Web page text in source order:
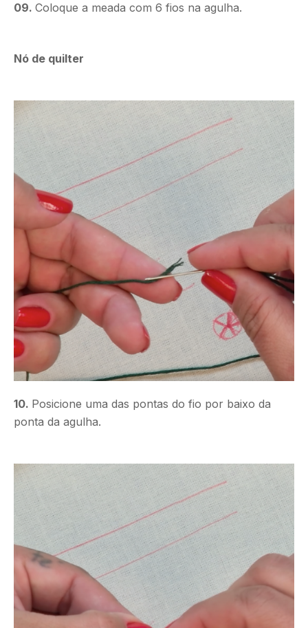
09. Coloque a meada com 6 fios na agulha.
Nó de quilter
10. Posicione uma das pontas do fio por baixo da
ponta da agulha.